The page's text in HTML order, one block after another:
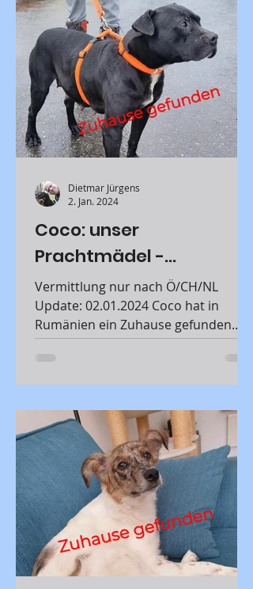
Coco: unser
Prachtmädel -
VERMITTLUNGSHILFE
Vermittlung nur nach Ö/CH/NL
Update: 02.01.2024 Coco hat in
Rumänien ein Zuhause gefunden.
Foto- und Videoupdate 07.09.2023
Dietmar Jürgens
2. Jan. 2024